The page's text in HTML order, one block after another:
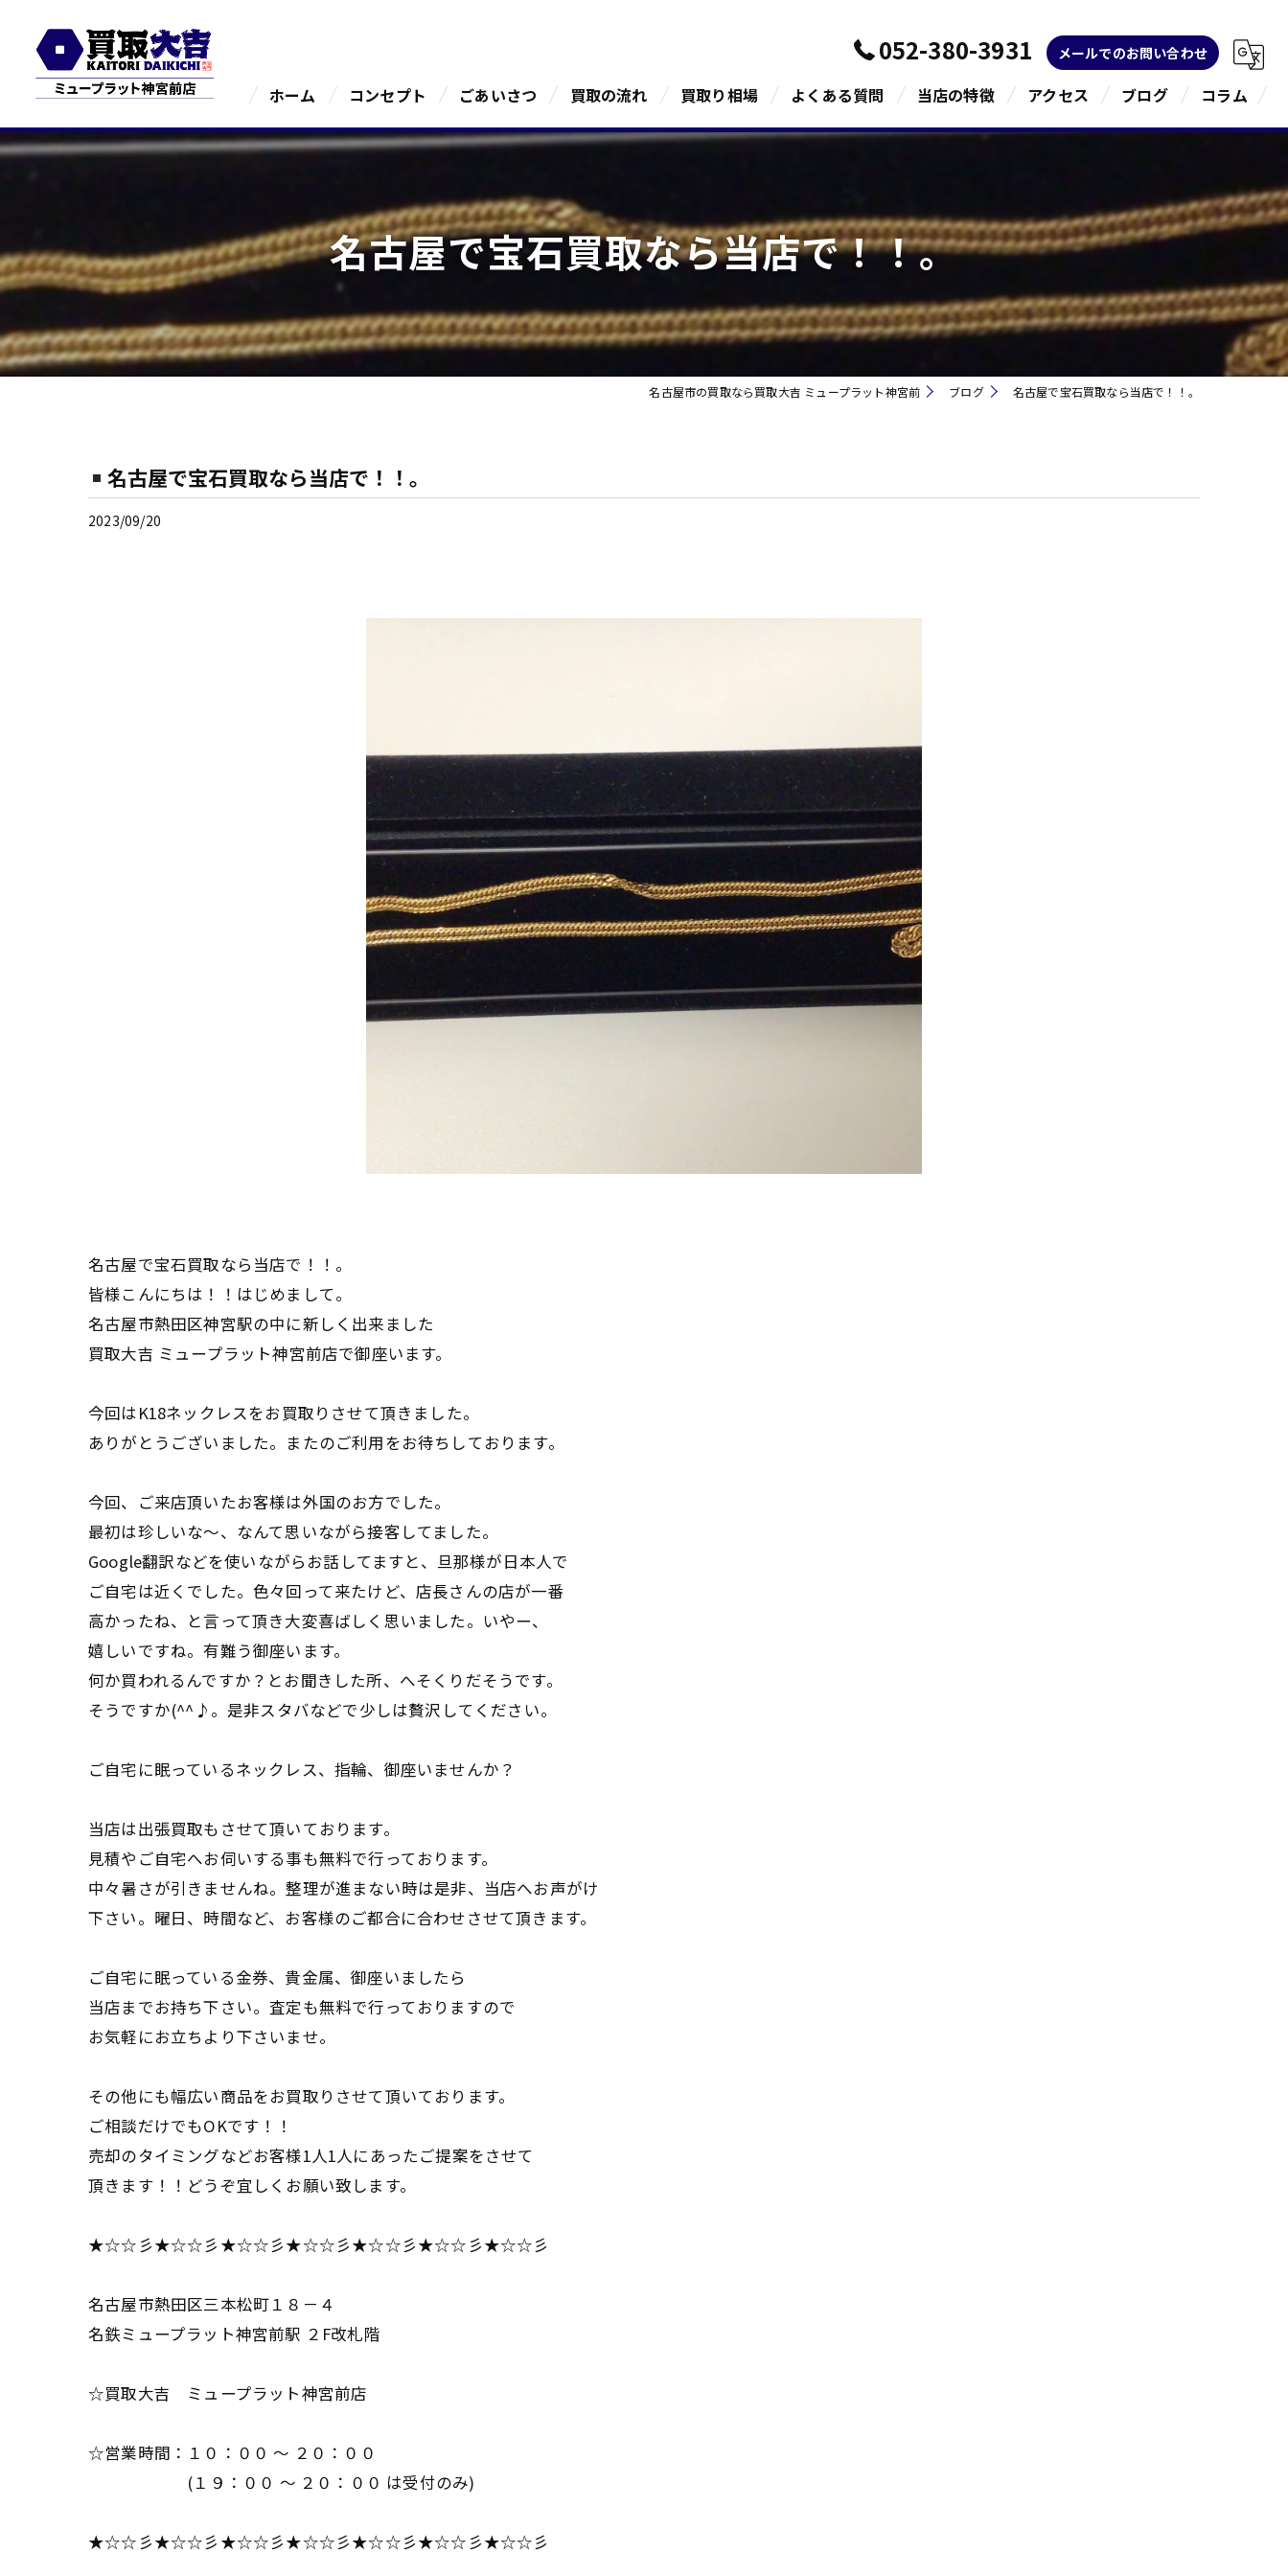
052-380-3931 メールでのお問い合わせ
ホーム コンセプト ごあいさつ 買取の流れ 買取り相場 よくある質問 当店の特徴
ブランド
宝石
貴金属
指輪
アクセス ブログ コラム
名古屋で宝石買取なら当店で！！。
名古屋市の買取なら買取大吉 ミュープラット神宮前 ブログ 名古屋で宝石買取なら当店で！！。
名古屋で宝石買取なら当店で！！。
2023/09/20
名古屋で宝石買取なら当店で！！。
皆様こんにちは！！はじめまして。
名古屋市熱田区神宮駅の中に新しく出来ました
買取大吉 ミュープラット神宮前店で御座います。
今回はK18ネックレスをお買取りさせて頂きました。
ありがとうございました。またのご利用をお待ちしております。
今回、ご来店頂いたお客様は外国のお方でした。
最初は珍しいな～、なんて思いながら接客してました。
Google翻訳などを使いながらお話してますと、旦那様が日本人で
ご自宅は近くでした。色々回って来たけど、店長さんの店が一番
高かったね、と言って頂き大変喜ばしく思いました。いやー、
嬉しいですね。有難う御座います。
何か買われるんですか？とお聞きした所、へそくりだそうです。
そうですか(^^♪。是非スタバなどで少しは贅沢してください。
ご自宅に眠っているネックレス、指輪、御座いませんか？
当店は出張買取もさせて頂いております。
見積やご自宅へお伺いする事も無料で行っております。
中々暑さが引きませんね。整理が進まない時は是非、当店へお声がけ
下さい。曜日、時間など、お客様のご都合に合わせさせて頂きます。
ご自宅に眠っている金券、貴金属、御座いましたら
当店までお持ち下さい。査定も無料で行っておりますので
お気軽にお立ちより下さいませ。
その他にも幅広い商品をお買取りさせて頂いております。
ご相談だけでもOKです！！
売却のタイミングなどお客様1人1人にあったご提案をさせて
頂きます！！どうぞ宜しくお願い致します。
★☆☆彡★☆☆彡★☆☆彡★☆☆彡★☆☆彡★☆☆彡★☆☆彡
名古屋市熱田区三本松町１８－４
名鉄ミュープラット神宮前駅 ２F改札階
☆買取大吉 ミュープラット神宮前店
☆営業時間：１０：００ ～ ２０：００
(１９：００ ～ ２０：００ は受付のみ)
★☆☆彡★☆☆彡★☆☆彡★☆☆彡★☆☆彡★☆☆彡★☆☆彡